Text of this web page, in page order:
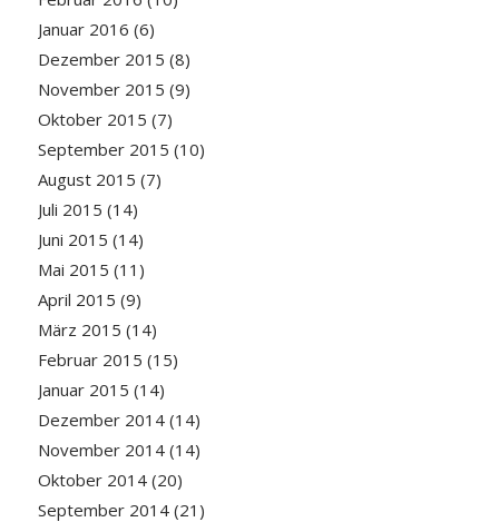
Januar 2016 (6)
Dezember 2015 (8)
November 2015 (9)
Oktober 2015 (7)
September 2015 (10)
August 2015 (7)
Juli 2015 (14)
Juni 2015 (14)
Mai 2015 (11)
April 2015 (9)
März 2015 (14)
Februar 2015 (15)
Januar 2015 (14)
Dezember 2014(14)
November 2014(14)
Oktober 2014(20)
September 2014(21)